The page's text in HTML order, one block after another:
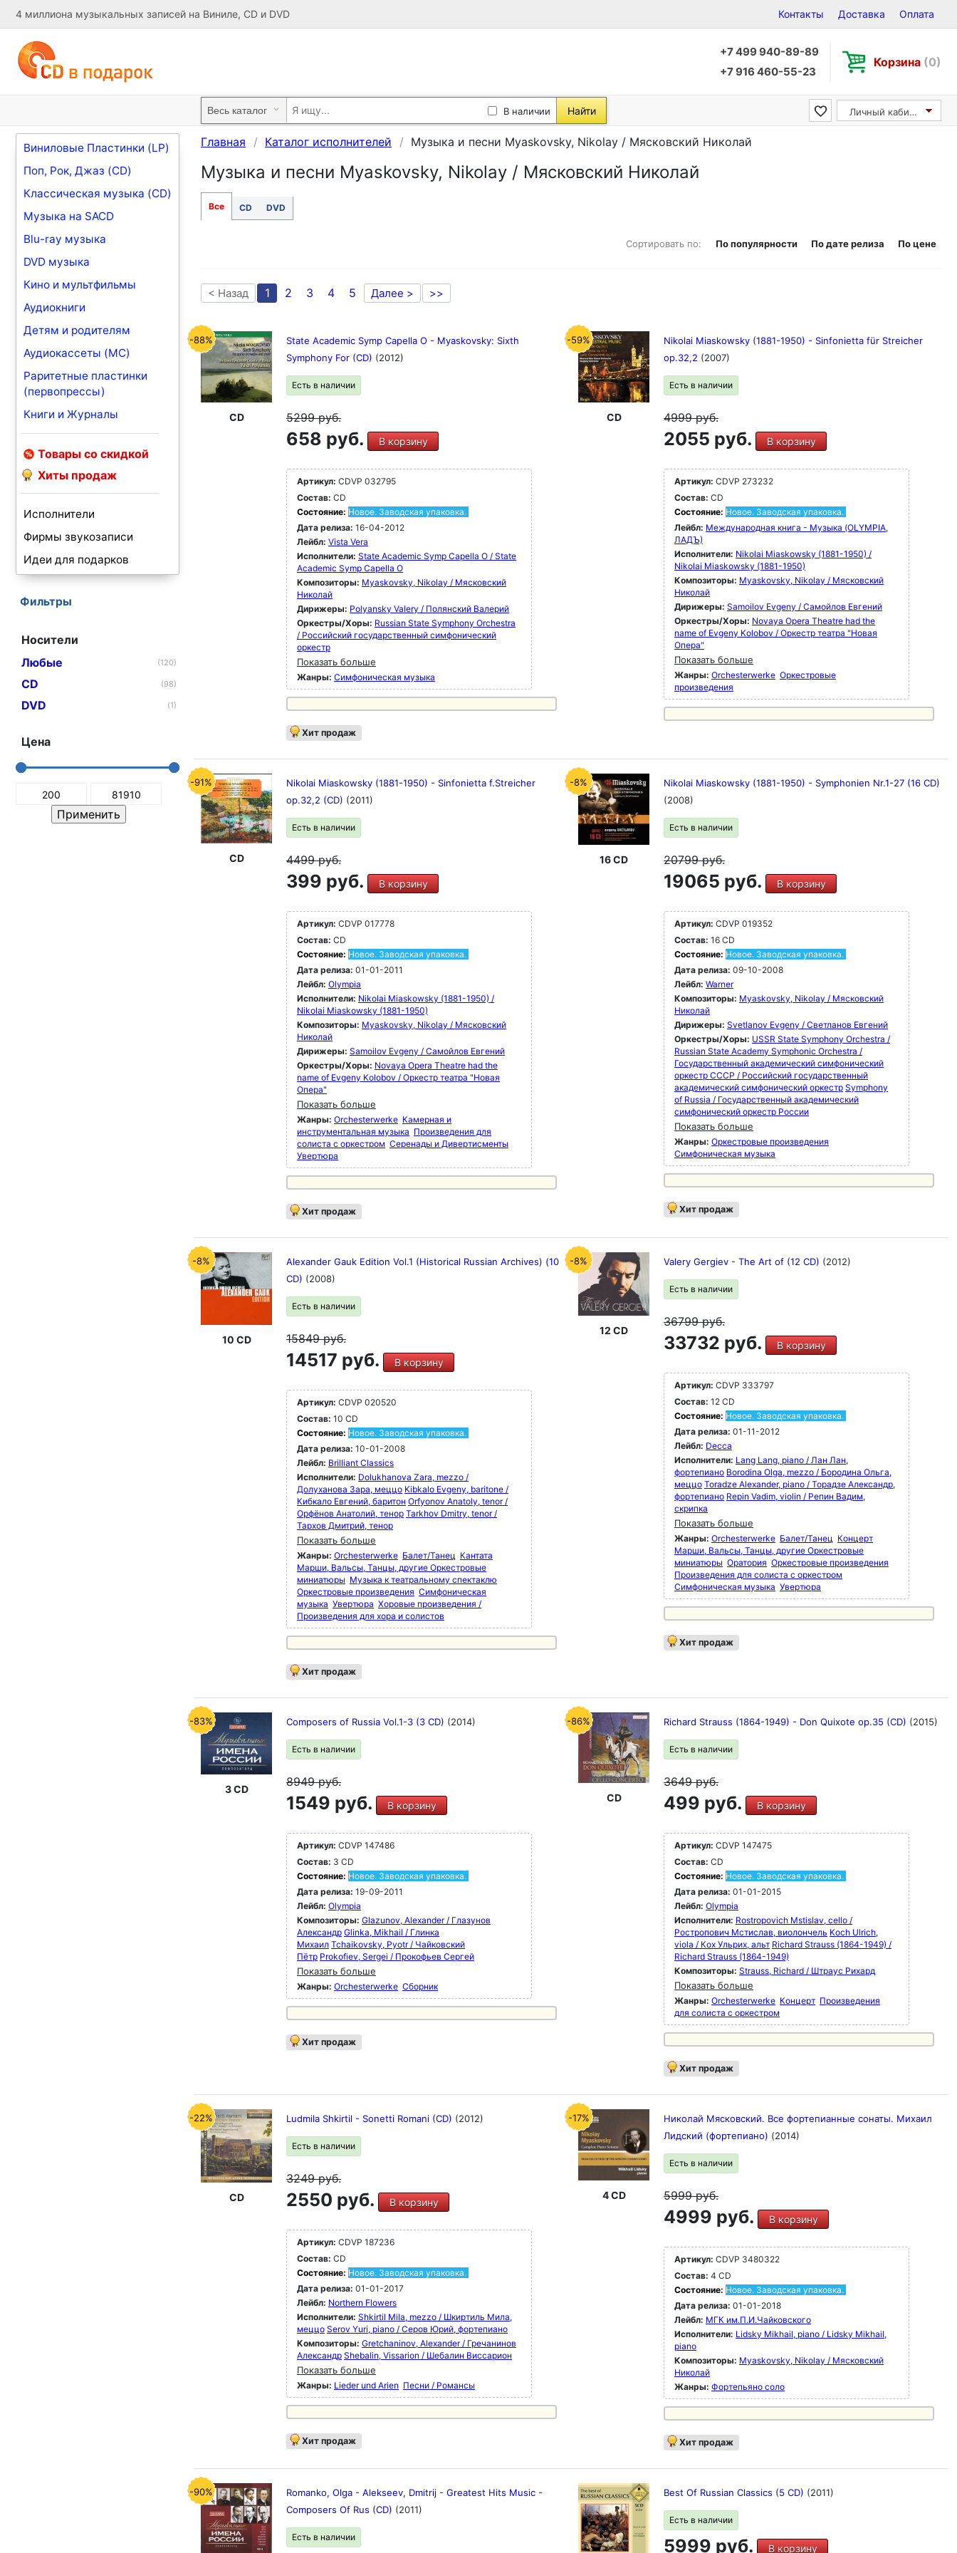
4 миллиона музыкальных записей на Виниле, CD и DVD Контакты Доставка Оплата
+7 499 940-89-89
+7 916 460-55-23
Корзина (0)
В наличии Найти Личный кабинет
Виниловые Пластинки (LP)
Поп, Рок, Джаз (CD)
Классическая музыка (CD)
Музыка на SACD
Blu-ray музыка
DVD музыка
Кино и мультфильмы
Аудиокниги
Детям и родителям
Аудиокассеты (MC)
Раритетные пластинки
(первопрессы)
Книги и Журналы
Товары со скидкой
Хиты продаж
Исполнители
Фирмы звукозаписи
Идеи для подарков
Фильтры
Носители
Любые
(120)
CD (98)
DVD (1)
Цена
Главная Каталог исполнителей Музыка и песни Myaskovsky, Nikolay / Мясковский Николай
Музыка и песни Myaskovsky, Nikolay / Мясковский Николай
Все CD DVD
Сортировать по: По популярности По дате релиза По цене
< Назад 1 2 3 4 5 Далее > >>
-88%
CD
State Academic Symp Capella O - Myaskovsky: Sixth
Symphony For (CD) (2012)
Есть в наличии
5299руб.
658 руб. В корзину
Артикул: CDVP 032795
Состав: CD
Состояние: Новое. Заводская упаковка.
Дата релиза: 16-04-2012
Лейбл: Vista Vera
Исполнители: State Academic Symp Capella O / State
Academic Symp Capella O
Композиторы: Myaskovsky, Nikolay / Мясковский
Николай
Дирижеры: Polyansky Valery / Полянский Валерий
Оркестры/Хоры: Russian State Symphony Orchestra
/ Российский государственный симфонический
оркестр
Показать больше
Жанры: Симфоническая музыка
Хит продаж
-59%
CD
Nikolai Miaskowsky (1881-1950) - Sinfonietta für Streicher
op.32,2 (2007)
Есть в наличии
4999руб.
2055 руб. В корзину
Артикул: CDVP 273232
Состав: CD
Состояние: Новое. Заводская упаковка.
Лейбл: Международная книга - Музыка (OLYMPIA,
ЛАДЪ)
Исполнители: Nikolai Miaskowsky (1881-1950) /
Nikolai Miaskowsky (1881-1950)
Композиторы: Myaskovsky, Nikolay / Мясковский
Николай
Дирижеры: Samoilov Evgeny / Самойлов Евгений
Оркестры/Хоры: Novaya Opera Theatre had the
name of Evgeny Kolobov / Оркестр театра "Новая
Опера"
Показать больше
Жанры: Orchesterwerke Оркестровые
произведения
-91%
CD
Nikolai Miaskowsky (1881-1950) - Sinfonietta f.Streicher
op.32,2 (CD) (2011)
Есть в наличии
4499руб.
399 руб. В корзину
Артикул: CDVP 017778
Состав: CD
Состояние: Новое. Заводская упаковка.
Дата релиза: 01-01-2011
Лейбл: Olympia
Исполнители: Nikolai Miaskowsky (1881-1950) /
Nikolai Miaskowsky (1881-1950)
Композиторы: Myaskovsky, Nikolay / Мясковский
Николай
Дирижеры: Samoilov Evgeny / Самойлов Евгений
Оркестры/Хоры: Novaya Opera Theatre had the
name of Evgeny Kolobov / Оркестр театра "Новая
Опера"
Показать больше
Жанры: Orchesterwerke Камерная и
инструментальная музыка Произведения для
солиста с оркестром Серенады и Дивертисменты
Увертюра
Хит продаж
-8%
16 CD
Nikolai Miaskowsky (1881-1950) - Symphonien Nr.1-27 (16 CD)
(2008)
Есть в наличии
20799руб.
19065 руб. В корзину
Артикул: CDVP 019352
Состав: 16 CD
Состояние: Новое. Заводская упаковка.
Дата релиза: 09-10-2008
Лейбл: Warner
Композиторы: Myaskovsky, Nikolay / Мясковский
Николай
Дирижеры: Svetlanov Evgeny / Светланов Евгений
Оркестры/Хоры: USSR State Symphony Orchestra /
Russian State Academy Symphonic Orchestra /
Государственный академический симфонический
оркестр СССР / Российский государственный
академический симфонический оркестр Symphony
of Russia / Государственный академический
симфонический оркестр России
Показать больше
Жанры: Оркестровые произведения
Симфоническая музыка
Хит продаж
-8%
10 CD
Alexander Gauk Edition Vol.1 (Historical Russian Archives) (10
CD) (2008)
Есть в наличии
15849руб.
14517 руб. В корзину
Артикул: CDVP 020520
Состав: 10 CD
Состояние: Новое. Заводская упаковка.
Дата релиза: 10-01-2008
Лейбл: Brilliant Classics
Исполнители: Dolukhanova Zara, mezzo /
Долуханова Зара, меццо Kibkalo Evgeny, baritone /
Кибкало Евгений, баритон Orfyonov Anatoly, tenor /
Орфёнов Анатолий, тенор Tarkhov Dmitry, tenor /
Тархов Дмитрий, тенор
Показать больше
Жанры: Orchesterwerke Балет/Танец Кантата
Марши, Вальсы, Танцы, другие Оркестровые
миниатюры Музыка к театральному спектаклю
Оркестровые произведения Симфоническая
музыка Увертюра Хоровые произведения /
Произведения для хора и солистов
Хит продаж
-8%
12 CD
Valery Gergiev - The Art of (12 CD) (2012)
Есть в наличии
36799руб.
33732 руб. В корзину
Артикул: CDVP 333797
Состав: 12 CD
Состояние: Новое. Заводская упаковка.
Дата релиза: 01-11-2012
Лейбл: Decca
Исполнители: Lang Lang, piano / Лан Лан,
фортепиано Borodina Olga, mezzo / Бородина Ольга,
меццо Toradze Alexander, piano / Торадзе Александр,
фортепиано Repin Vadim, violin / Репин Вадим,
скрипка
Показать больше
Жанры: Orchesterwerke Балет/Танец Концерт
Марши, Вальсы, Танцы, другие Оркестровые
миниатюры Оратория Оркестровые произведения
Произведения для солиста с оркестром
Симфоническая музыка Увертюра
Хит продаж
-83%
3 CD
Composers of Russia Vol.1-3 (3 CD) (2014)
Есть в наличии
8949руб.
1549 руб. В корзину
Артикул: CDVP 147486
Состав: 3 CD
Состояние: Новое. Заводская упаковка.
Дата релиза: 19-09-2011
Лейбл: Olympia
Композиторы: Glazunov, Alexander / Глазунов
Александр Glinka, Mikhail / Глинка
Михаил Tchaikovsky, Pyotr / Чайковский
Пётр Prokofiev, Sergei / Прокофьев Сергей
Показать больше
Жанры: Orchesterwerke Сборник
Хит продаж
-86%
CD
Richard Strauss (1864-1949) - Don Quixote op.35 (CD) (2015)
Есть в наличии
3649руб.
499 руб. В корзину
Артикул: CDVP 147475
Состав: CD
Состояние: Новое. Заводская упаковка.
Дата релиза: 01-01-2015
Лейбл: Olympia
Исполнители: Rostropovich Mstislav, cello /
Ростропович Мстислав, виолончель Koch Ulrich,
viola / Кох Ульрих, альт Richard Strauss (1864-1949) /
Richard Strauss (1864-1949)
Композиторы: Strauss, Richard / Штраус Рихард
Показать больше
Жанры: Orchesterwerke Концерт Произведения
для солиста с оркестром
Хит продаж
-22%
CD
Ludmila Shkirtil - Sonetti Romani (CD) (2012)
Есть в наличии
3249руб.
2550 руб. В корзину
Артикул: CDVP 187236
Состав: CD
Состояние: Новое. Заводская упаковка.
Дата релиза: 01-01-2017
Лейбл: Northern Flowers
Исполнители: Shkirtil Mila, mezzo / Шкиртиль Мила,
меццо Serov Yuri, piano / Серов Юрий, фортепиано
Композиторы: Gretchaninov, Alexander / Гречанинов
Александр Shebalin, Vissarion / Шебалин Виссарион
Показать больше
Жанры: Lieder und Arien Песни / Романсы
Хит продаж
-17%
4 CD
Николай Мясковский. Все фортепианные сонаты. Михаил
Лидский (фортепиано) (2014)
Есть в наличии
5999руб.
4999 руб. В корзину
Артикул: CDVP 3480322
Состав: 4 CD
Состояние: Новое. Заводская упаковка.
Дата релиза: 01-01-2018
Лейбл: МГК им.П.И.Чайковского
Исполнители: Lidsky Mikhail, piano / Lidsky Mikhail,
piano
Композиторы: Myaskovsky, Nikolay / Мясковский
Николай
Жанры: Фортепьяно соло
Хит продаж
-90%
Romanko, Olga - Alekseev, Dmitrij - Greatest Hits Music -
Composers Of Rus (CD) (2011)
Есть в наличии
Best Of Russian Classics (5 CD) (2011)
Есть в наличии
5999 руб. В корзину